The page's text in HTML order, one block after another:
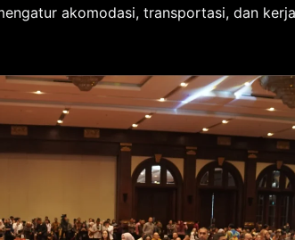
akomodasi, transportasi, dan